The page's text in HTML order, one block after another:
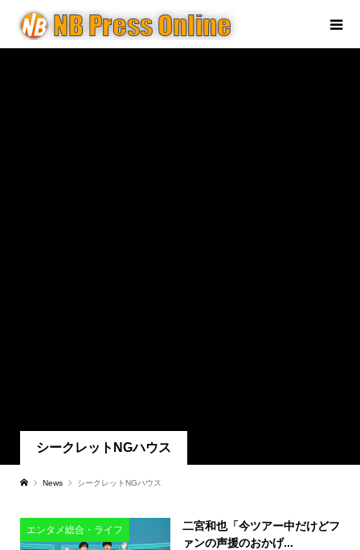
シークレットNGハウス
News シークレットNGハウス
エンタメ総合・ライフ
二宮和也「今ツアー中だけどフ
ァンの声援のおかげ...